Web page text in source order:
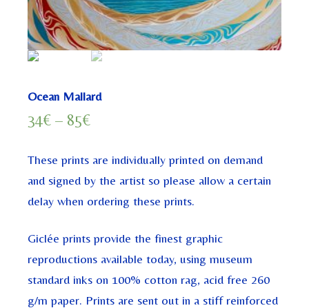
Ocean Mallard
34€ – 85€
These prints are individually printed on demand
and signed by the artist so please allow a certain
delay when ordering these prints.
Giclée prints provide the finest graphic
reproductions available today, using museum
standard inks on 100% cotton rag, acid free 260
g/m paper. Prints are sent out in a stiff reinforced